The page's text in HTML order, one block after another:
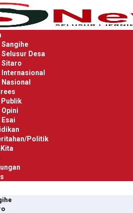
Sangihe
Selusur Desa
Sitaro
Internasional
Nasional
Publik
Opini
Esai
Politik